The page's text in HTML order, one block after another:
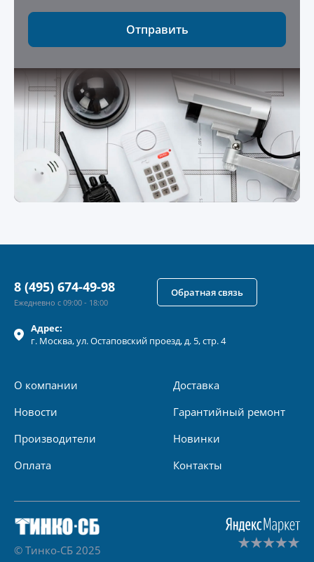
Отправить
Адрес:
г. Москва, ул.Остаповский проезд, д. 5, стр. 4
О компании
Новости
Производители
Оплата
Доставка
Гарантийный ремонт
Новинки
Контакты
8 (495) 674-49-98
Ежедневно с 09:00 - 18:00
Обратная связь
© Тинко-СБ 2025